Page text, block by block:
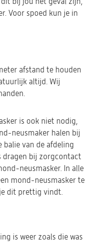
Voor spoed kun je in
afstand te houden
altijd. Wij
is ook niet nodig,
neusmaker halen bij
balie van de afdeling
dragen bij zorgcontact
neusmasker. In alle
mond-neusmasker te
dit prettig vindt.
is weer zoals die was